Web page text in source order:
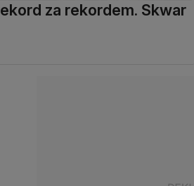
za rekordem. Skwar